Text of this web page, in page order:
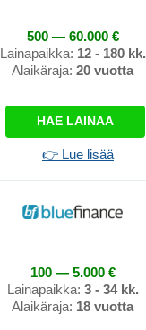
500 — 60.000 €
Lainapaikka: 12 - 180 kk.
Alaikäraja: 20 vuotta
HAE LAINAA
👉 Lue lisää
100 — 5.000 €
Lainapaikka: 3 - 34 kk.
Alaikäraja: 18 vuotta